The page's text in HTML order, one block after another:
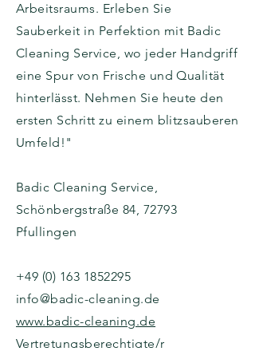
Arbeitsraums. Erleben Sie
Sauberkeit in Perfektion mit Badic
Cleaning Service, wo jeder Handgriff
eine Spur von Frische und Qualität
hinterlässt. Nehmen Sie heute den
ersten Schritt zu einem blitzsauberen
Umfeld!"
Badic Cleaning Service,
Schönbergstraße 84, 72793
Pfullingen
+49 (0) 163 1852295
info@badic-cleaning.de
www.badic-cleaning.de
Vertretungsberechtigte/r